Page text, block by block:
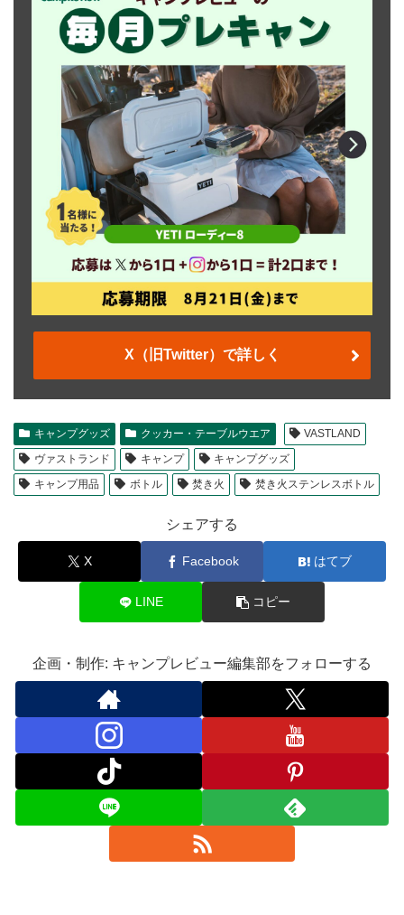
X（旧Twitter）で詳しく
キャンプグッズ クッカー・テーブルウエア
VASTLAND
ヴァストランド
キャンプ
キャンプグッズ
キャンプ用品
ボトル 焚き火 焚き火ステンレスボトル
シェアする
X Facebook はてブ
LINE コピー
企画・制作: キャンプレビュー編集部をフォローする